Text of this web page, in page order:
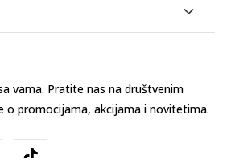
vama. Pratite nas na društvenim
o promocijama, akcijama i novitetima.